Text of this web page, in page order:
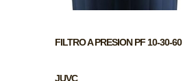
FILTRO A PRESION PF 10-30-60
JUVC